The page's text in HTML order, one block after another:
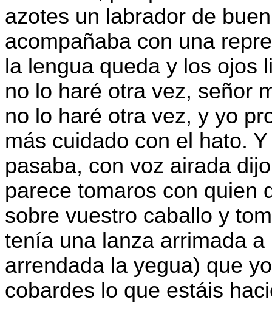
azotes un labrador de
acompañaba con una
la lengua queda y los ojos
no lo haré otra vez, señor
no lo haré otra vez, y yo
más cuidado con el hato.
pasaba, con voz airada
parece tomaros con quien
sobre vuestro caballo y
tenía una lanza arrimada
arrendada la yegua) que
cobardes lo que estáis